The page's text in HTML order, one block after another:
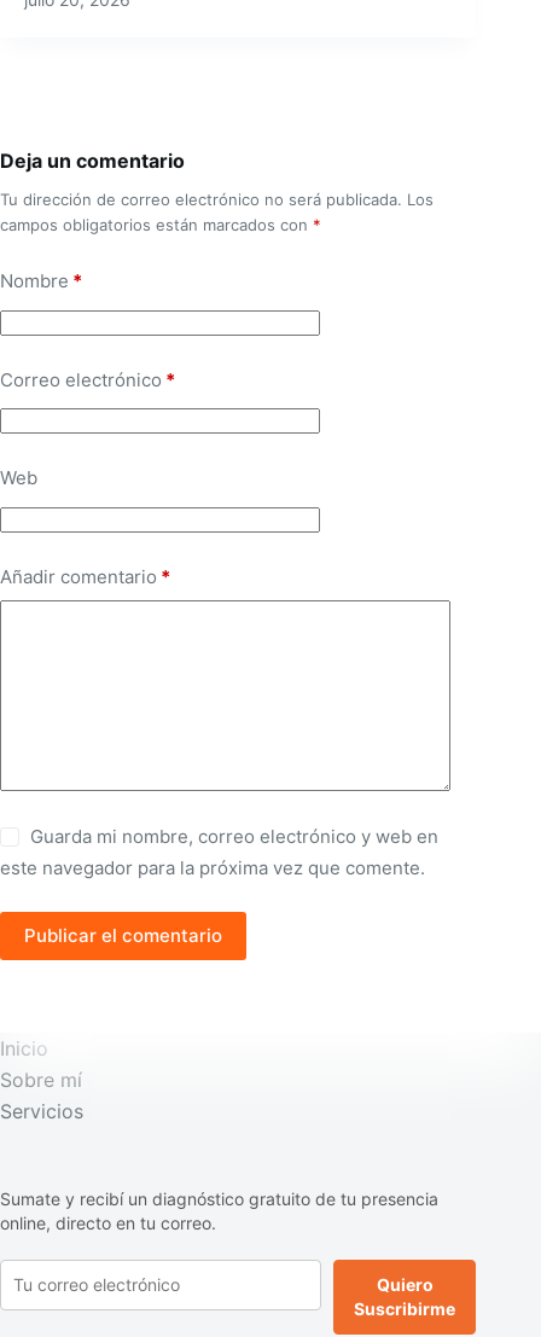
Deja un comentario
Tu dirección de correo electrónico no será publicada. Los
campos obligatorios están marcados con *
Nombre *
Correo electrónico *
Web
Añadir comentario *
Guarda mi nombre, correo electrónico y web en
este navegador para la próxima vez que comente.
Publicar el comentario
Inicio
Sobre mí
Servicios
Sumate y recibí un diagnóstico gratuito de tu presencia
online, directo en tu correo.
Quiero
Suscribirme